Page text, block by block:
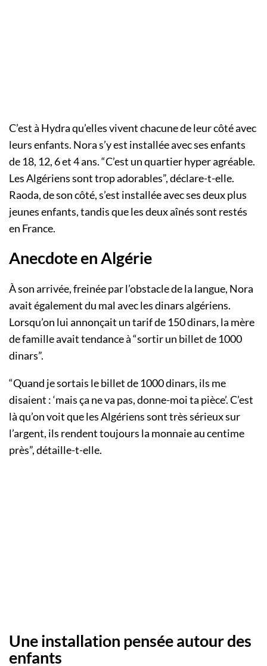
C’est à Hydra qu’elles vivent chacune de leur côté avec
leurs enfants. Nora s’y est installée avec ses enfants
de 18, 12, 6 et 4 ans. “C’est un quartier hyper agréable.
Les Algériens sont trop adorables”, déclare-t-elle.
Raoda, de son côté, s’est installée avec ses deux plus
jeunes enfants, tandis que les deux aînés sont restés
en France.
Anecdote en Algérie
À son arrivée, freinée par l’obstacle de la langue, Nora
avait également du mal avec les dinars algériens.
Lorsqu’on lui annonçait un tarif de 150 dinars, la mère
de famille avait tendance à “sortir un billet de 1000
dinars”.
“Quand je sortais le billet de 1000 dinars, ils me
disaient : ‘mais ça ne va pas, donne-moi ta pièce’. C’est
là qu’on voit que les Algériens sont très sérieux sur
l’argent, ils rendent toujours la monnaie au centime
près”, détaille-t-elle.
Une installation pensée autour des
enfants